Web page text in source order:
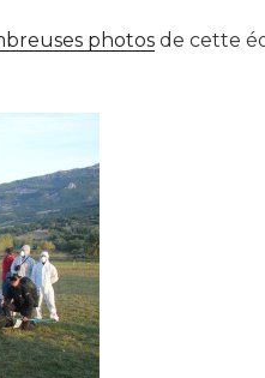
photos de cette